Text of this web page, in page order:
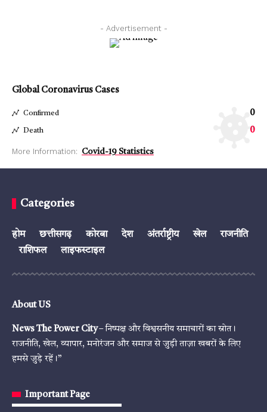
- Advertisement -
Global Coronavirus Cases
Confirmed 0
Death 0
More Information: Covid-19 Statistics
Categories
होम छत्तीसगढ़ कोरबा देश अंतर्राष्ट्रीय खेल
राजनीति
राशिफल
लाइफस्टाइल
About US
News The Power City– निष्पक्ष और विश्वसनीय समाचारों का स्रोत।
राजनीति, खेल, व्यापार, मनोरंजन और समाज से जुड़ी ताज़ा खबरों के लिए
हमसे जुड़े रहें।”
Important Page